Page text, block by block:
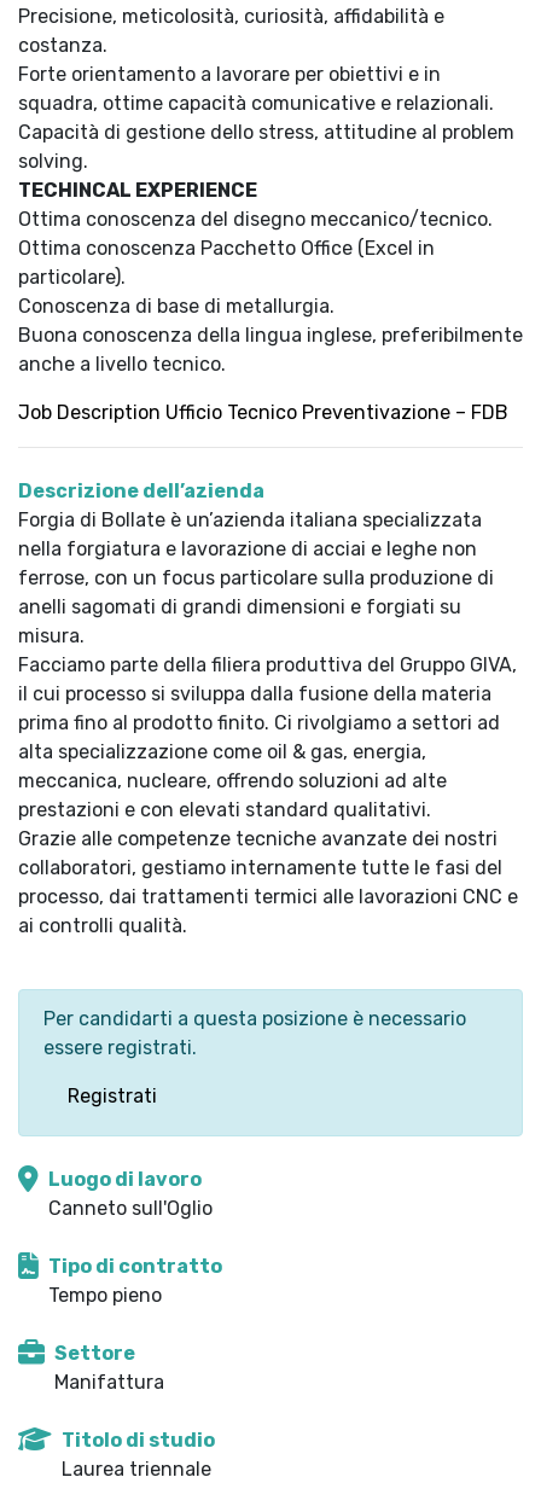
Precisione, meticolosità, curiosità, affidabilità e
costanza.
Forte orientamento a lavorare per obiettivi e in
squadra, ottime capacità comunicative e relazionali.
Capacità di gestione dello stress, attitudine al problem
solving.
TECHINCAL EXPERIENCE
Ottima conoscenza del disegno meccanico/tecnico.
Ottima conoscenza Pacchetto Office (Excel in
particolare).
Conoscenza di base di metallurgia.
Buona conoscenza della lingua inglese, preferibilmente
anche a livello tecnico.
Job Description Ufficio Tecnico Preventivazione – FDB
Descrizione dell’azienda
Forgia di Bollate è un’azienda italiana specializzata
nella forgiatura e lavorazione di acciai e leghe non
ferrose, con un focus particolare sulla produzione di
anelli sagomati di grandi dimensioni e forgiati su
misura.
Facciamo parte della filiera produttiva del Gruppo GIVA,
il cui processo si sviluppa dalla fusione della materia
prima fino al prodotto finito. Ci rivolgiamo a settori ad
alta specializzazione come oil & gas, energia,
meccanica, nucleare, offrendo soluzioni ad alte
prestazioni e con elevati standard qualitativi.
Grazie alle competenze tecniche avanzate dei nostri
collaboratori, gestiamo internamente tutte le fasi del
processo, dai trattamenti termici alle lavorazioni CNC e
ai controlli qualità.
Per candidarti a questa posizione è necessario
essere registrati.
Registrati
Luogo di lavoro
Canneto sull'Oglio
Tipo di contratto
Tempo pieno
Settore
Manifattura
Titolo di studio
Laurea triennale